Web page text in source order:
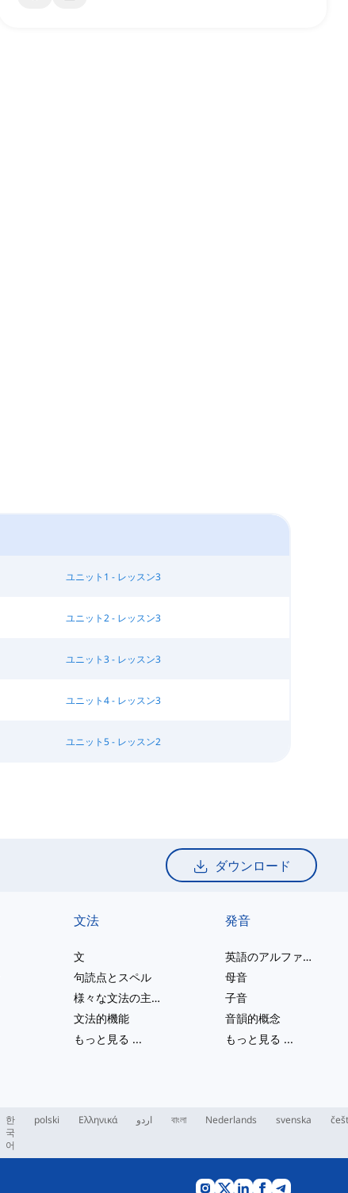
ユニット1 - レッスン3
ユニット2 - レッスン3
ユニット3 - レッスン3
ユニット4 - レッスン3
ユニット5 - レッスン2
ダウンロード
文法
文
句読点とスペル
様々な文法の主題
文法的機能
もっと見る ...
発音
英語のアルファベット
母音
子音
音韻的概念
もっと見る ...
한
국
어
polski Ελληνικά اردو বাংলা Nederlands svenska